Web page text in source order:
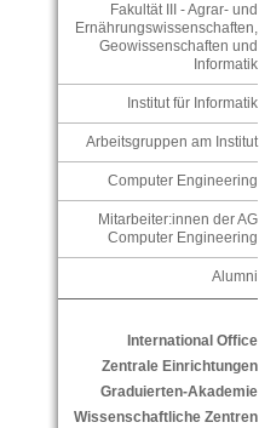
Fakultät III - Agrar- und
Ernährungswissenschaften,
Geowissenschaften und
Informatik
Institut für Informatik
Arbeitsgruppen am Institut
Computer Engineering
Mitarbeiter:innen der AG
Computer Engineering
Alumni
International Office
Zentrale Einrichtungen
Graduierten-Akademie
Wissenschaftliche Zentren